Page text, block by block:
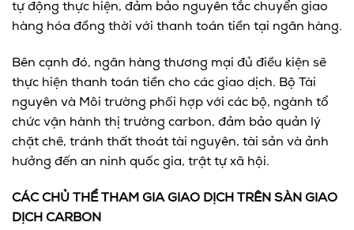
tự động thực hiện, đảm bảo nguyên tắc chuyển giao
hàng hóa đồng thời với thanh toán tiền tại ngân hàng.
Bên cạnh đó, ngân hàng thương mại đủ điều kiện sẽ
thực hiện thanh toán tiền cho các giao dịch. Bộ Tài
nguyên và Môi trường phối hợp với các bộ, ngành tổ
chức vận hành thị trường carbon, đảm bảo quản lý
chặt chẽ, tránh thất thoát tài nguyên, tài sản và ảnh
hưởng đến an ninh quốc gia, trật tự xã hội.
CÁC CHỦ THỂ THAM GIA GIAO DỊCH TRÊN SÀN GIAO
DỊCH CARBON